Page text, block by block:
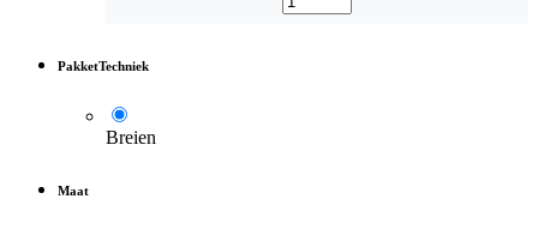
PakketTechniek
Breien
Maat